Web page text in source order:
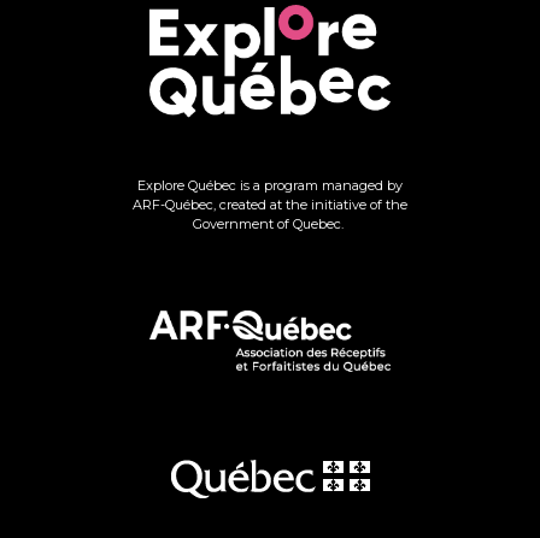
Explore Québec is a program managed by
ARF-Québec, created at the initiative of the
Government of Quebec.